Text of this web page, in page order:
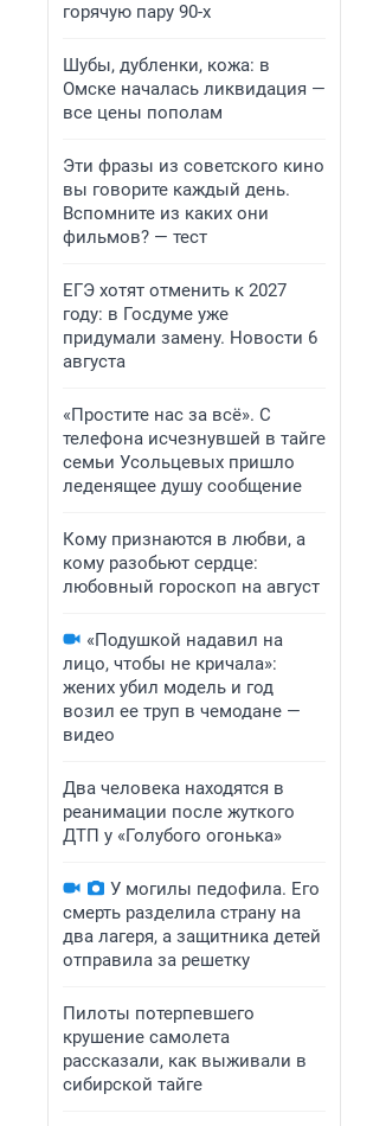
горячую пару 90-х
Шубы, дубленки, кожа: в
Омске началась ликвидация —
все цены пополам
Эти фразы из советского кино
вы говорите каждый день.
Вспомните из каких они
фильмов? — тест
ЕГЭ хотят отменить к 2027
году: в Госдуме уже
придумали замену. Новости 6
августа
«Простите нас за всё». С
телефона исчезнувшей в тайге
семьи Усольцевых пришло
леденящее душу сообщение
Кому признаются в любви, а
кому разобьют сердце:
любовный гороскоп на август
«Подушкой надавил на
лицо, чтобы не кричала»:
жених убил модель и год
возил ее труп в чемодане —
видео
Два человека находятся в
реанимации после жуткого
ДТП у «Голубого огонька»
У могилы педофила. Его
смерть разделила страну на
два лагеря, а защитника детей
отправила за решетку
Пилоты потерпевшего
крушение самолета
рассказали, как выживали в
сибирской тайге